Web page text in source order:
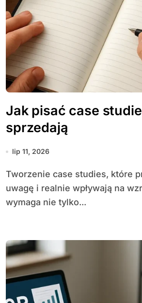
Jak pisać case
sprzedają
lip 11, 2026
Tworzenie case studies, które przyciągają
uwagę i realnie wpływają na
wymaga nie tylko...